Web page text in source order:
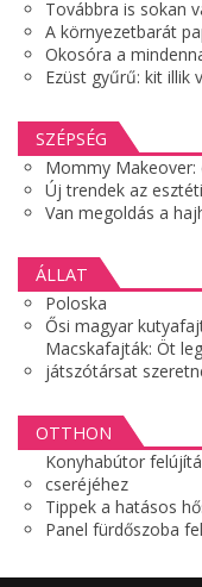
Továbbra is sokan
A környezetbarát
Okosóra a
Ezüst gyűrű: kit illik
SZÉPSÉG
Mommy Makeover:
Új trendek az
Van megoldás a
ÁLLAT
Poloska
Ősi magyar
Macskafajták: Öt
játszótársat
OTTHON
Konyhabútor
cseréjéhez
Tippek a hatásos
Panel fürdőszoba